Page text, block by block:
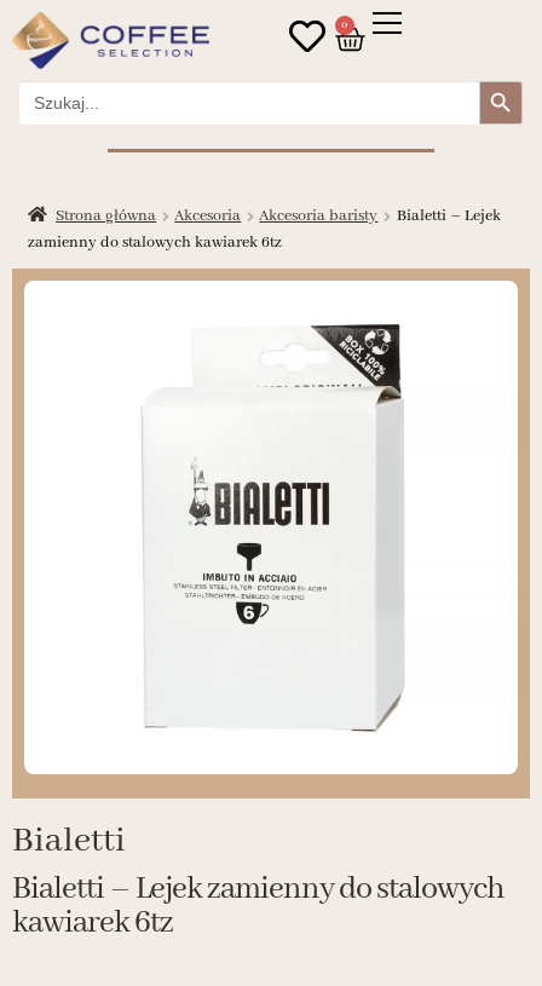
0
Search
for:
Search Button
Strona główna Akcesoria Akcesoria baristy
Bialetti – Lejek
zamienny do stalowych kawiarek 6tz
Bialetti
Bialetti – Lejek zamienny do stalowych
kawiarek 6tz